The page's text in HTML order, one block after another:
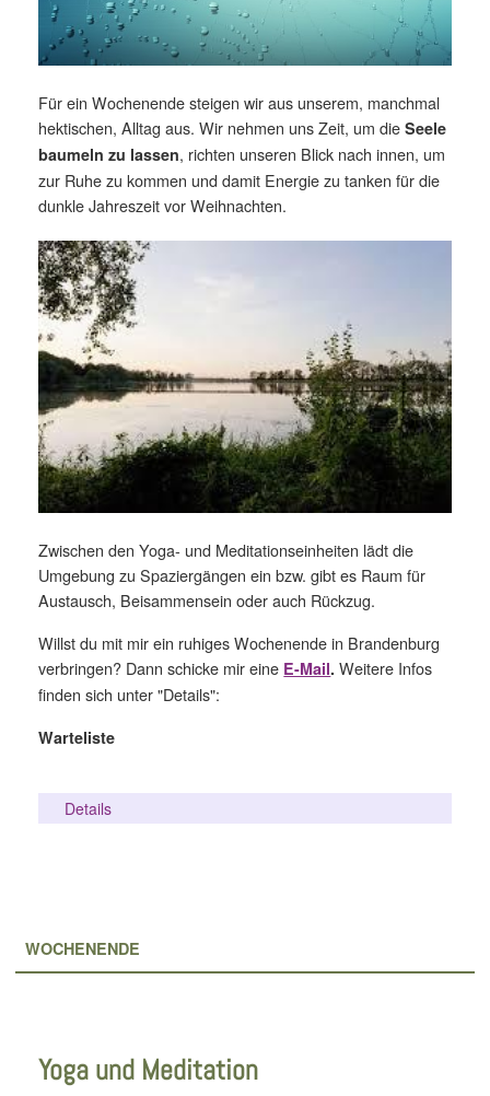
Für ein Wochenende steigen wir aus unserem, manchmal
hektischen, Alltag aus. Wir nehmen uns Zeit, um dieSeele
baumeln zu lassen, richten unseren Blick nach innen, um
zur Ruhe zu kommen und damit Energie zu tanken für die
dunkle Jahreszeit vor Weihnachten.
Zwischen den Yoga- und Meditationseinheiten lädt die
Umgebung zu Spaziergängen ein bzw. gibt es Raum für
Austausch, Beisammensein oder auch Rückzug.
Willst du mit mir ein ruhiges Wochenende in Brandenburg
verbringen? Dann schicke mir eine E-Mail. Weitere Infos
finden sich unter "Details":
Warteliste
Details
WOCHENENDE
Yoga und Meditation